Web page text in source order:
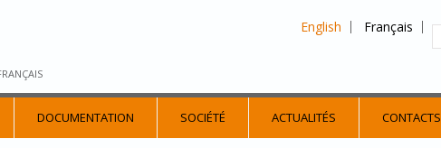
English Français
DOCUMENTATION SOCIÉTÉ ACTUALITÉS CONTACTS